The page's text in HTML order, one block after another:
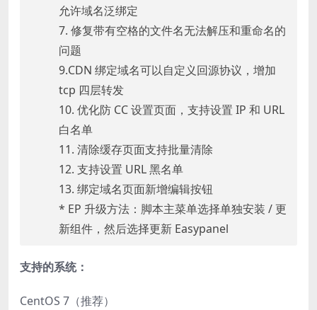
允许域名泛绑定
7. 修复带有空格的文件名无法解压和重命名的
问题
9.CDN 绑定域名可以自定义回源协议，增加
tcp 四层转发
10. 优化防 CC 设置页面，支持设置 IP 和 URL
白名单
11. 清除缓存页面支持批量清除
12. 支持设置 URL 黑名单
13. 绑定域名页面新增编辑按钮
* EP 升级方法：脚本主菜单选择单独安装 / 更
新组件，然后选择更新 Easypanel
支持的系统：
CentOS 7（推荐）